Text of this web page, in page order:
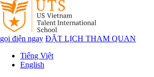
gọi điện ngay ĐẶT LỊCH THAM QUAN
Tiếng Việt
English